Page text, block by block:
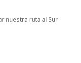
nuestra ruta al Sur